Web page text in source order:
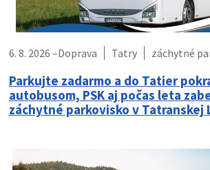
6. 8. 2026 –Doprava Tatry záchytné
Parkujte zadarmo a do Tatier
autobusom, PSK aj počas leta
záchytné parkovisko v Tatranskej